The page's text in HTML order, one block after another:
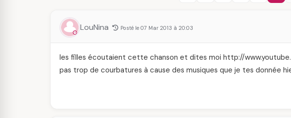
LouNina Posté le 07 Mar 2013 à 20:03
les filles écoutaient cette chanson et dites moi http://
pas trop de courbatures à cause des musiques que je tes donnée